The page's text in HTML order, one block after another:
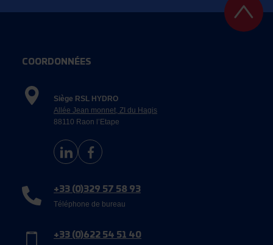
COORDONNÉES
Siège RSL HYDRO
Allée Jean monnet, ZI du Hagis
88110 Raon l’Etape
+33 (0)329 57 58 93
Téléphone de bureau
+33 (0)622 54 51 40